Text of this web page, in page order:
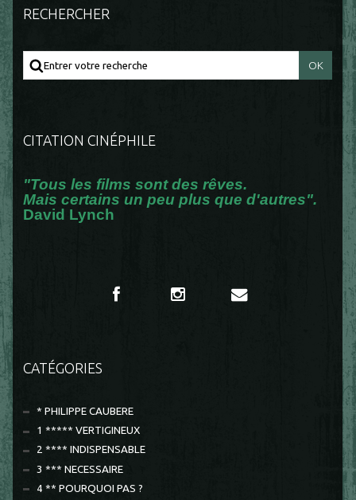
RECHERCHER
CITATION CINÉPHILE
"Tous les films sont des rêves.
Mais certains un peu plus que d'autres".
David Lynch
CATÉGORIES
* PHILIPPE CAUBERE
1 ***** VERTIGINEUX
2 **** INDISPENSABLE
3 *** NECESSAIRE
4 ** POURQUOI PAS ?